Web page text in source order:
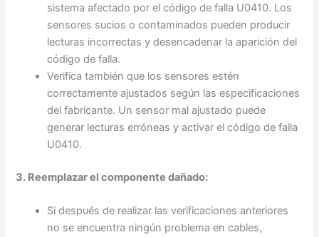
sistema afectado por el código de falla U0410. Los
sensores sucios o contaminados pueden producir
lecturas incorrectas y desencadenar la aparición del
código de falla.
Verifica también que los sensores estén
correctamente ajustados según las especificaciones
del fabricante. Un sensor mal ajustado puede
generar lecturas erróneas y activar el código de falla
U0410.
3. Reemplazar el componente dañado:
Si después de realizar las verificaciones anteriores
no se encuentra ningún problema en cables,